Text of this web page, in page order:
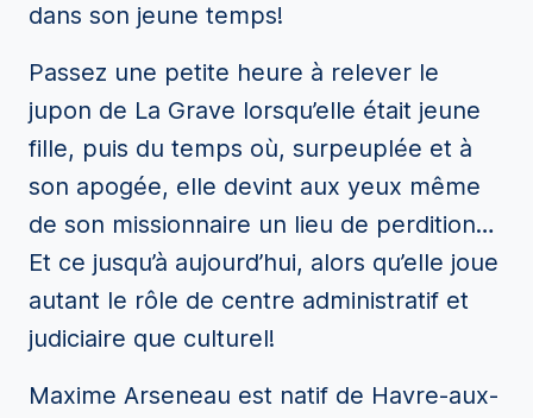
dans son jeune temps!
Passez une petite heure à relever le
jupon de La Grave lorsqu’elle était jeune
fille, puis du temps où, surpeuplée et à
son apogée, elle devint aux yeux même
de son missionnaire un lieu de perdition…
Et ce jusqu’à aujourd’hui, alors qu’elle joue
autant le rôle de centre administratif et
judiciaire que culturel!
Maxime Arseneau est natif de Havre-aux-